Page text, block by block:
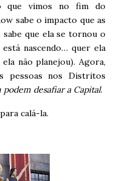
que vimos no fim do
sabe o impacto que as
sabe que ela se tornou o
nascendo… quer ela
não planejou). Agora,
pessoas nos Distritos
podem desafiar a Capital.
calá-la.